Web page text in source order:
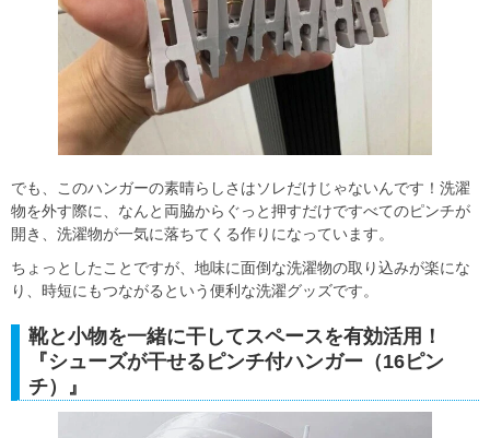
でも、このハンガーの素晴らしさはソレだけじゃないんです！洗濯
物を外す際に、なんと両脇からぐっと押すだけですべてのピンチが
開き、洗濯物が一気に落ちてくる作りになっています。
ちょっとしたことですが、地味に面倒な洗濯物の取り込みが楽にな
り、時短にもつながるという便利な洗濯グッズです。
靴と小物を一緒に干してスペースを有効活用！
『シューズが干せるピンチ付ハンガー（16ピン
チ）』